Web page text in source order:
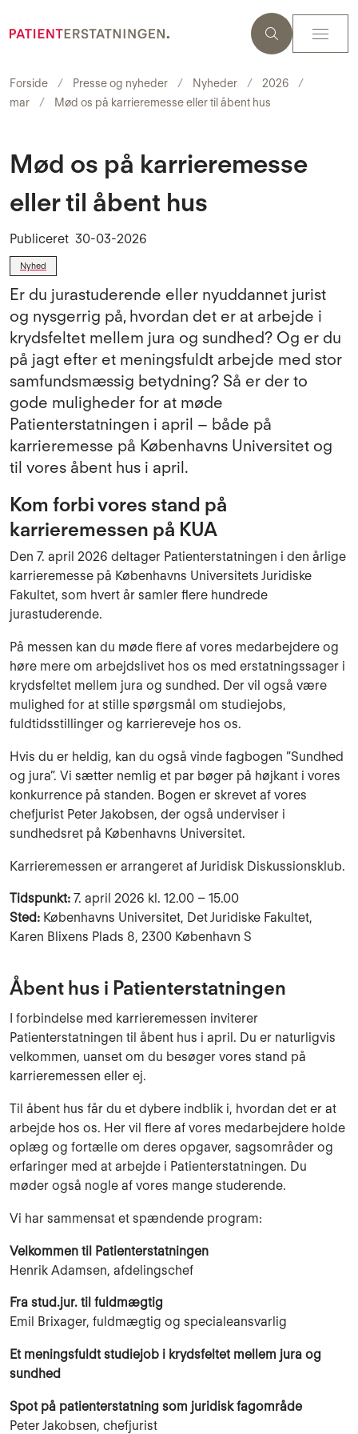
Forside Presse og nyheder Nyheder
2026
mar
Mød os på karrieremesse eller til åbent hus
Mød os på karrieremesse
eller til åbent hus
Publiceret 30-03-2026
Nyhed
Er du jurastuderende eller nyuddannet jurist
og nysgerrig på, hvordan det er at arbejde i
krydsfeltet mellem jura og sundhed? Og er du
på jagt efter et meningsfuldt arbejde med stor
samfundsmæssig betydning? Så er der to
gode muligheder for at møde
Patienterstatningen i april – både på
karrieremesse på Københavns Universitet og
til vores åbent hus i april.
Kom forbi vores stand på
karrieremessen på KUA
Den 7. april 2026 deltager Patienterstatningen i den årlige
karrieremesse på Københavns Universitets Juridiske
Fakultet, som hvert år samler flere hundrede
jurastuderende.
På messen kan du møde flere af vores medarbejdere og
høre mere om arbejdslivet hos os med erstatningssager i
krydsfeltet mellem jura og sundhed. Der vil også være
mulighed for at stille spørgsmål om studiejobs,
fuldtidsstillinger og karriereveje hos os.
Hvis du er heldig, kan du også vinde fagbogen ”Sundhed
og jura”. Vi sætter nemlig et par bøger på højkant i vores
konkurrence på standen. Bogen er skrevet af vores
chefjurist Peter Jakobsen, der også underviser i
sundhedsret på Københavns Universitet.
Karrieremessen er arrangeret af Juridisk Diskussionsklub.
Tidspunkt: 7. april 2026 kl. 12.00 – 15.00
Sted: Københavns Universitet, Det Juridiske Fakultet,
Karen Blixens Plads 8, 2300 København S
Åbent hus i Patienterstatningen
I forbindelse med karrieremessen inviterer
Patienterstatningen til åbent hus i april. Du er naturligvis
velkommen, uanset om du besøger vores stand på
karrieremessen eller ej.
Til åbent hus får du et dybere indblik i, hvordan det er at
arbejde hos os. Her vil flere af vores medarbejdere holde
oplæg og fortælle om deres opgaver, sagsområder og
erfaringer med at arbejde i Patienterstatningen. Du
møder også nogle af vores mange studerende.
Vi har sammensat et spændende program:
Velkommen til Patienterstatningen
Henrik Adamsen, afdelingschef
Fra stud.jur. til fuldmægtig
Emil Brixager, fuldmægtig og specialeansvarlig
Et meningsfuldt studiejob i krydsfeltet mellem jura og
sundhed
Spot på patienterstatning som juridisk fagområde
Peter Jakobsen, chefjurist